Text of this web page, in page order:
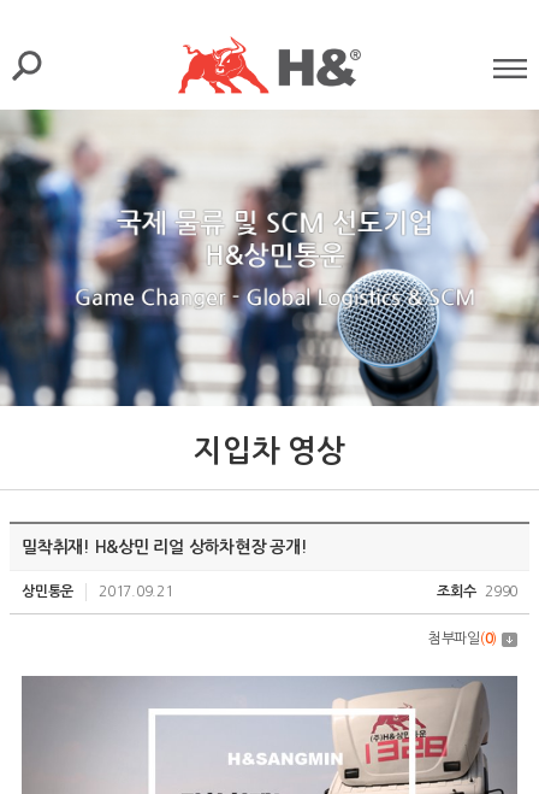
지입차 영상
밀착취재! H&상민 리얼 상하차현장 공개!
상민통운 2017.09.21 조회수 2990
첨부파일(0)